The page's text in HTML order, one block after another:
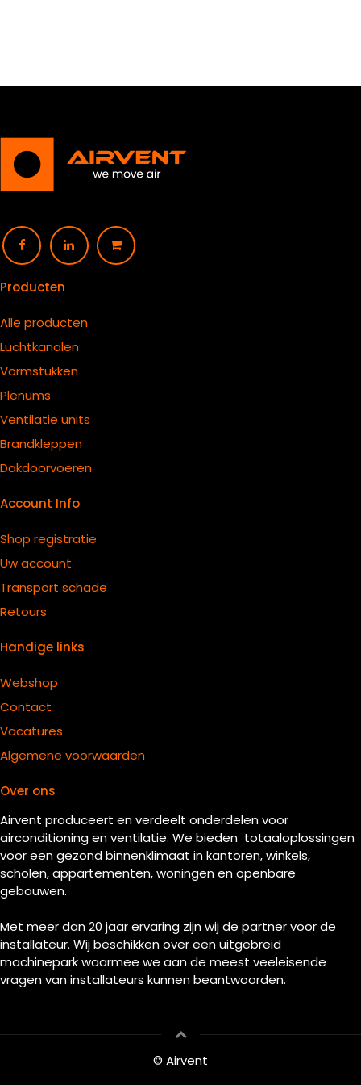
Producten
Alle producten
Luchtkanalen
Vormstukken
Plenums
Ventilatie units
Brandkleppen
Dakdoorvoeren
Account Info
Shop registratie
Uw account
Transport schade
Retours
Handige links
Webshop
Contact
Vacatures
Algemene voorwaarden
Over ons
Airvent produceert en verdeelt onderdelen voor
airconditioning en ventilatie. We bieden totaaloplossingen
voor een gezond binnenklimaat in kantoren, winkels,
scholen, appartementen, woningen en openbare
gebouwen.
Met meer dan 20 jaar ervaring zijn wij de partner voor de
installateur. Wij beschikken over een uitgebreid
machinepark waarmee we aan de meest veeleisende
vragen van installateurs kunnen beantwoorden.
© Airvent